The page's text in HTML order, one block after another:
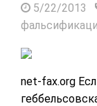
5/22/2013
net-fax.org